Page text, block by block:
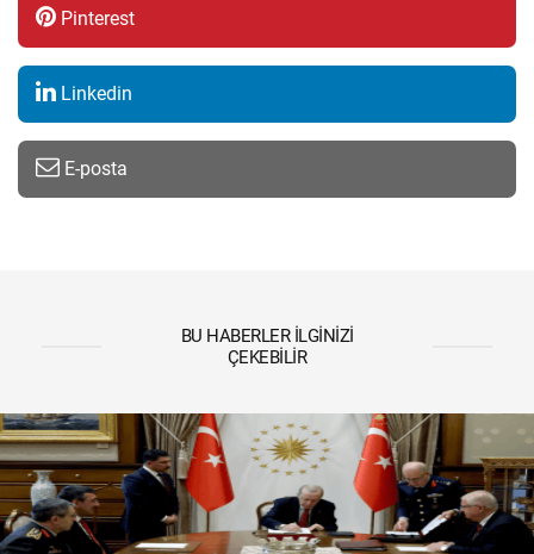
Pinterest
Linkedin
E-posta
BU HABERLER İLGINIZI
ÇEKEBILIR